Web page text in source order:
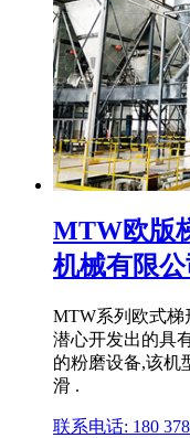
MTW欧版
机械有限公
MTW系列欧式梯
潜心开发出的具
的粉磨设备,该机
滑 .
联系电话: 180